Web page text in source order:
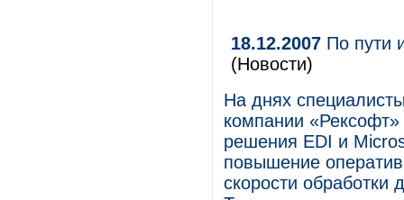
18.12.2007 По пути
(Новости)
На днях
компании «Рексофт»
решения EDI и
повышение
скорости